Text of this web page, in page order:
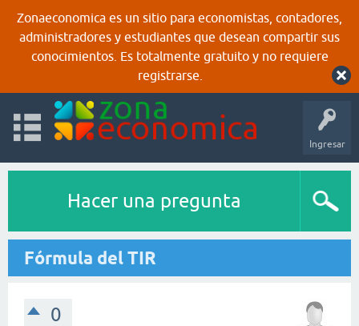
Zonaeconomica es un sitio para economistas, contadores,
administradores y estudiantes que desean compartir sus
conocimientos. Es totalmente gratuito y no requiere
registrarse.
Ingresar
Hacer una pregunta
Fórmula del TIR
0